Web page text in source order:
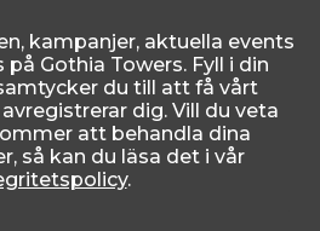
kampanjer, aktuella events
på Gothia Towers. Fyll i din
du till att få vårt
dig. Vill du veta
att behandla dina
så kan du läsa det i vår
.